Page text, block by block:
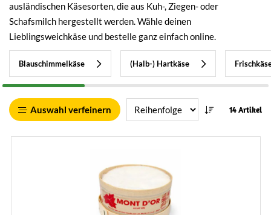
ausländischen Käsesorten, die aus Kuh-, Ziegen- oder
Schafsmilch hergestellt werden. Wähle deinen
Lieblingsweichkäse und bestelle ganz einfach online.
Blauschimmelkäse (Halb-) Hartkäse
Auswahl verfeinern 14 Artikel